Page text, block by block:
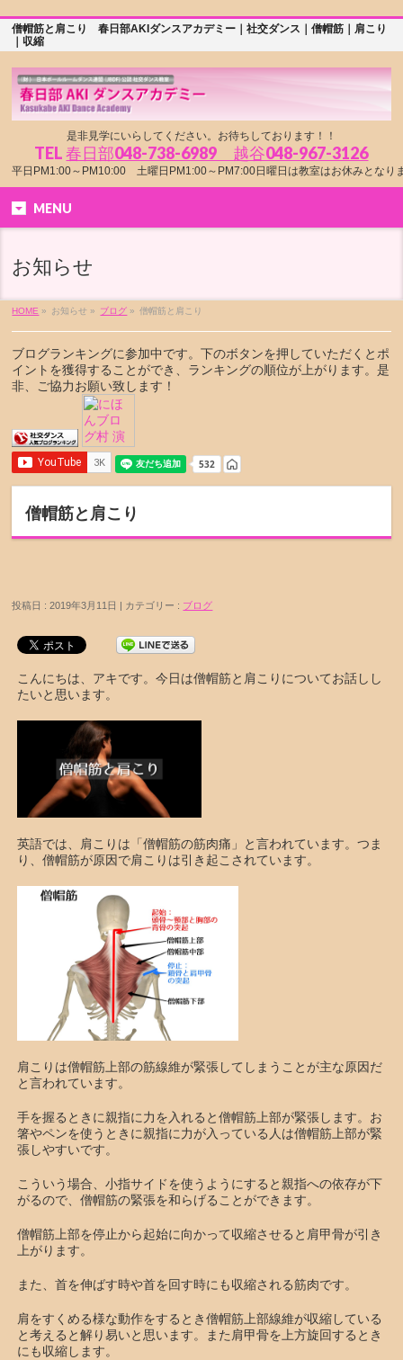
僧帽筋と肩こり 春日部AKIダンスアカデミー｜社交ダンス｜僧帽筋｜肩こり
｜収縮
是非見学にいらしてください。お待ちしております！！
TEL春日部048-738-6989 越谷048-967-3126
平日PM1:00～PM10:00 土曜日PM1:00～PM7:00日曜日は教室はお休みとなり
MENU
お知らせ
HOME » お知らせ » ブログ » 僧帽筋と肩こり
ブログランキングに参加中です。下のボタンを押していただくとポ
イントを獲得することができ、ランキングの順位が上がります。是
非、ご協力お願い致します！
僧帽筋と肩こり
投稿日 : 2019年3月11日 | カテゴリー : ブログ
こんにちは、アキです。今日は僧帽筋と肩こりについてお話しし
たいと思います。
英語では、肩こりは「僧帽筋の筋肉痛」と言われています。つま
り、僧帽筋が原因で肩こりは引き起こされています。
肩こりは僧帽筋上部の筋線維が緊張してしまうことが主な原因だ
と言われています。
手を握るときに親指に力を入れると僧帽筋上部が緊張します。お
箸やペンを使うときに親指に力が入っている人は僧帽筋上部が緊
張しやすいです。
こういう場合、小指サイドを使うようにすると親指への依存が下
がるので、僧帽筋の緊張を和らげることができます。
僧帽筋上部を停止から起始に向かって収縮させると肩甲骨が引き
上がります。
また、首を伸ばす時や首を回す時にも収縮される筋肉です。
肩をすくめる様な動作をするとき僧帽筋上部線維が収縮している
と考えると解り易いと思います。また肩甲骨を上方旋回するとき
にも収縮します。